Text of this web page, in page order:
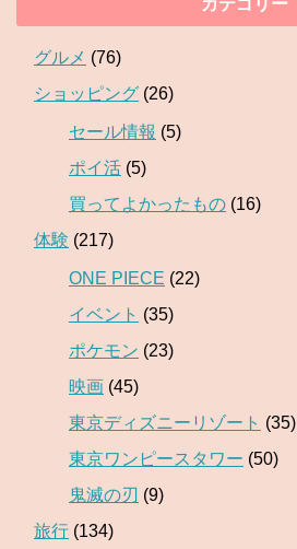
カテゴリー
グルメ (76)
ショッピング (26)
セール情報 (5)
ポイ活 (5)
買ってよかったもの (16)
体験 (217)
ONE PIECE (22)
イベント (35)
ポケモン (23)
映画 (45)
東京ディズニーリゾート (35)
東京ワンピースタワー (50)
鬼滅の刃 (9)
旅行 (134)